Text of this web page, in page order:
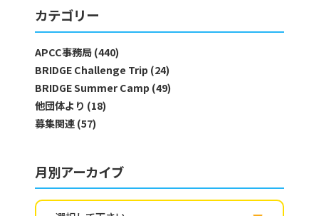
カテゴリー
APCC事務局 (440)
BRIDGE Challenge Trip (24)
BRIDGE Summer Camp (49)
他団体より (18)
募集関連 (57)
月別アーカイブ